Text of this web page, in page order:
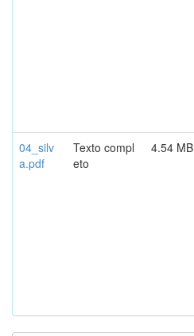
04_silv
a.pdf
Texto compl
eto
4.54 MB